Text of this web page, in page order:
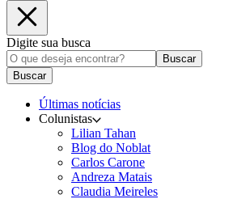
Digite sua busca
Buscar
Buscar
Últimas notícias
Colunistas
Lilian Tahan
Blog do Noblat
Carlos Carone
Andreza Matais
Claudia Meireles